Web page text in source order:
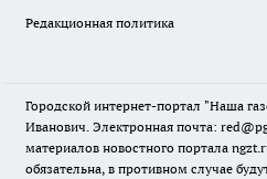
Редакционная политика
Городской интернет-портал "Наша
Иванович. Электронная почта:
материалов новостного портала
обязательна, в противном случае